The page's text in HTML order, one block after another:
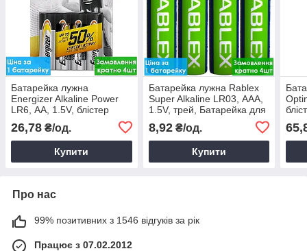
Батарейка лужна
Energizer Alkaline Power
LR6, АА, 1.5V, блістер
26,78 ₴/од.
Купити
Батарейка лужна Rablex
Super Alkaline LR03, ААА,
1.5V, трей, Батарейка для
8,92₴/од.
Купити
Про нас
99% позитивних з 1546 відгуків за рік
Працює з 07.02.2012